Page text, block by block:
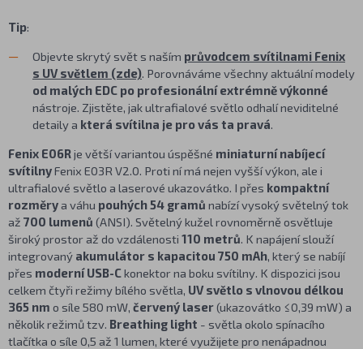
Tip:
Objevte skrytý svět s naším průvodcem svítilnami Fenix
s UV světlem (zde). Porovnáváme všechny aktuální modely
od malých EDC po profesionální extrémně výkonné
nástroje. Zjistěte, jak ultrafialové světlo odhalí neviditelné
detaily a která svítilna je pro vás ta pravá.
Fenix E06Rje větší variantou úspěšné miniaturní nabíjecí
svítilnyFenix E03R V2.0. Proti ní má nejen vyšší výkon, ale i
ultrafialové světlo a laserové ukazovátko. I přes kompaktní
rozměrya váhu pouhých 54 gramů nabízí vysoký světelný tok
až 700 lumenů (ANSI). Světelný kužel rovnoměrně osvětluje
široký prostor až do vzdálenosti 110 metrů. K napájení slouží
integrovaný akumulátor s kapacitou 750 mAh, který se nabíjí
přes moderní USB-Ckonektor na boku svítilny. K dispozici jsou
celkem čtyři režimy bílého světla, UV světlo s vlnovou délkou
365 nm o síle 580 mW, červený laser(ukazovátko ≤0,39 mW) a
několik režimů tzv. Breathing light - světla okolo spínacího
tlačítka o síle 0,5 až 1 lumen, které využijete pro nenápadnou